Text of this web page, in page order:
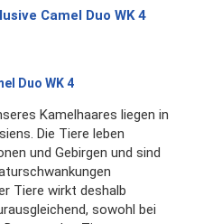
Duo WK 4
Kamelhaares liegen in
Die Tiere leben
und Gebirgen und sind
Tiere wirkt deshalb
sowohl bei